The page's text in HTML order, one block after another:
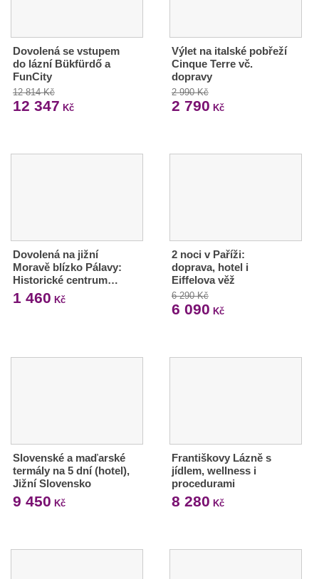
Dovolená se vstupem
do lázní Bükfürdő a
FunCity
12 814 Kč
12 347 Kč
Výlet na italské pobřeží
Cinque Terre vč.
dopravy
2 990 Kč
2 790 Kč
Dovolená na jižní
Moravě blízko Pálavy:
Historické centrum…
1 460 Kč
2 noci v Paříži:
doprava, hotel i
Eiffelova věž
6 290 Kč
6 090 Kč
Slovenské a maďarské
termály na 5 dní (hotel),
Jižní Slovensko
9 450 Kč
Františkovy Lázně s
jídlem, wellness i
procedurami
8 280 Kč